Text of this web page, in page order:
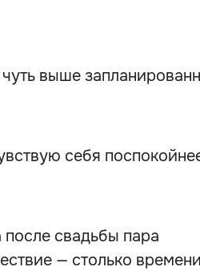
выше
себя
свадьбы пара
— столько времени